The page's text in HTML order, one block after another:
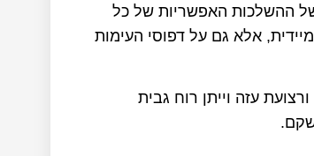
של ההשלכות האפשריות של כל
אלא גם על דפוסי העימות
עזה וייתן רוח גבית